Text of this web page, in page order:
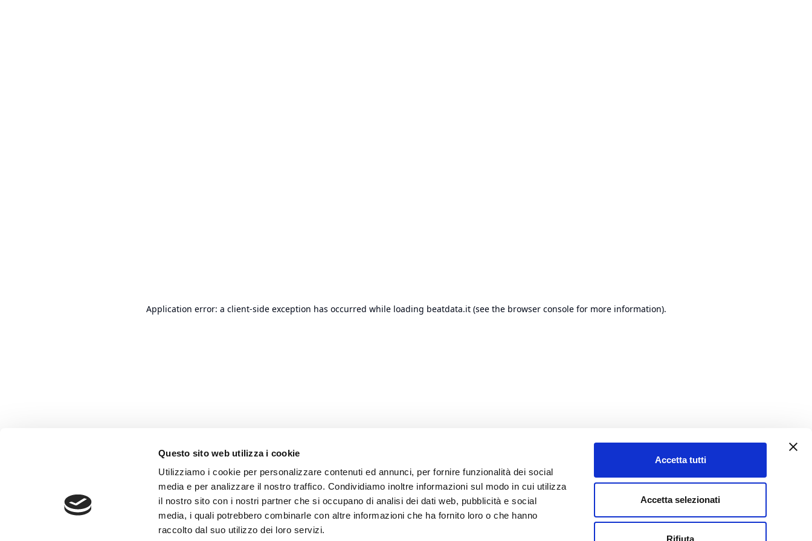
Questo sito web utilizza i cookie
Utilizziamo i cookie per personalizzare contenuti ed annunci, per fornire funzionalità dei social
media e per analizzare il nostro traffico. Condividiamo inoltre informazioni sul modo in cui utilizza
il nostro sito con i nostri partner che si occupano di analisi dei dati web, pubblicità e social
media, i quali potrebbero combinarle con altre informazioni che ha fornito loro o che hanno
raccolto dal suo utilizzo dei loro servizi.
Accetta tutti
Accetta selezionati
Rifiuta
Application error: a client-side exception has occurred while loading beatdata.it(see the browser consolefor more information).